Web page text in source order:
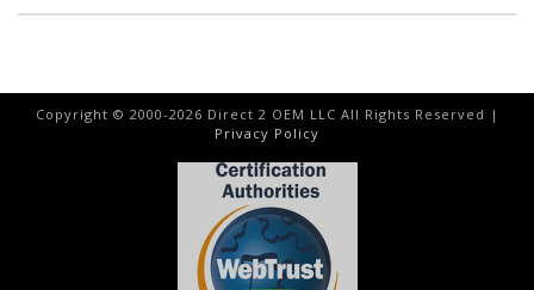
Copyright © 2000-2026 Direct 2 OEM LLC All Rights Reserved |
Privacy Policy